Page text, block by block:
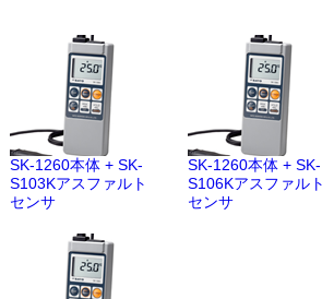
SK-1260本体 + SK-
S103Kアスファルト
センサ
SK-1260本体 + SK-
S106Kアスファルト
センサ